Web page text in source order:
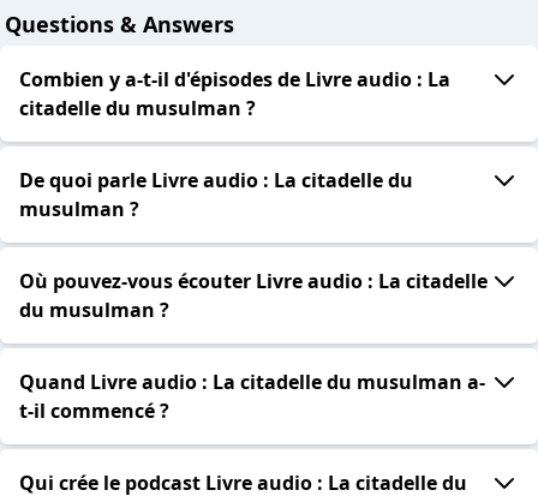
Questions & Answers
Combien y a-t-il d'épisodes de Livre audio : La
citadelle du musulman ?
De quoi parle Livre audio : La citadelle du
musulman ?
Où pouvez-vous écouter Livre audio : La citadelle
du musulman ?
Quand Livre audio : La citadelle du musulman a-
t-il commencé ?
Qui crée le podcast Livre audio : La citadelle du